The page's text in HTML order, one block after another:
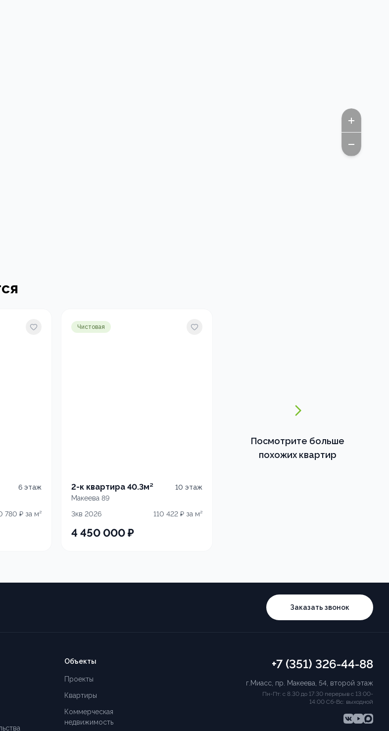
6 этаж
780 ₽ за м²
Чистовая
2-к квартира 40.3м² 10 этаж
Макеева 89
3кв 2026
110 422 ₽ за м²
4 450 000₽
Посмотрите больше
похожих квартир
Заказать звонок
Объекты
Проекты
Квартиры
Коммерческая
недвижимость
+7 (351) 326-44-88
г.Миасс, пр. Макеева, 54, второй этаж
Пн-Пт: с 8.30 до 17:30 перерыв с 13:00-
14:00 Сб-Вс: выходной